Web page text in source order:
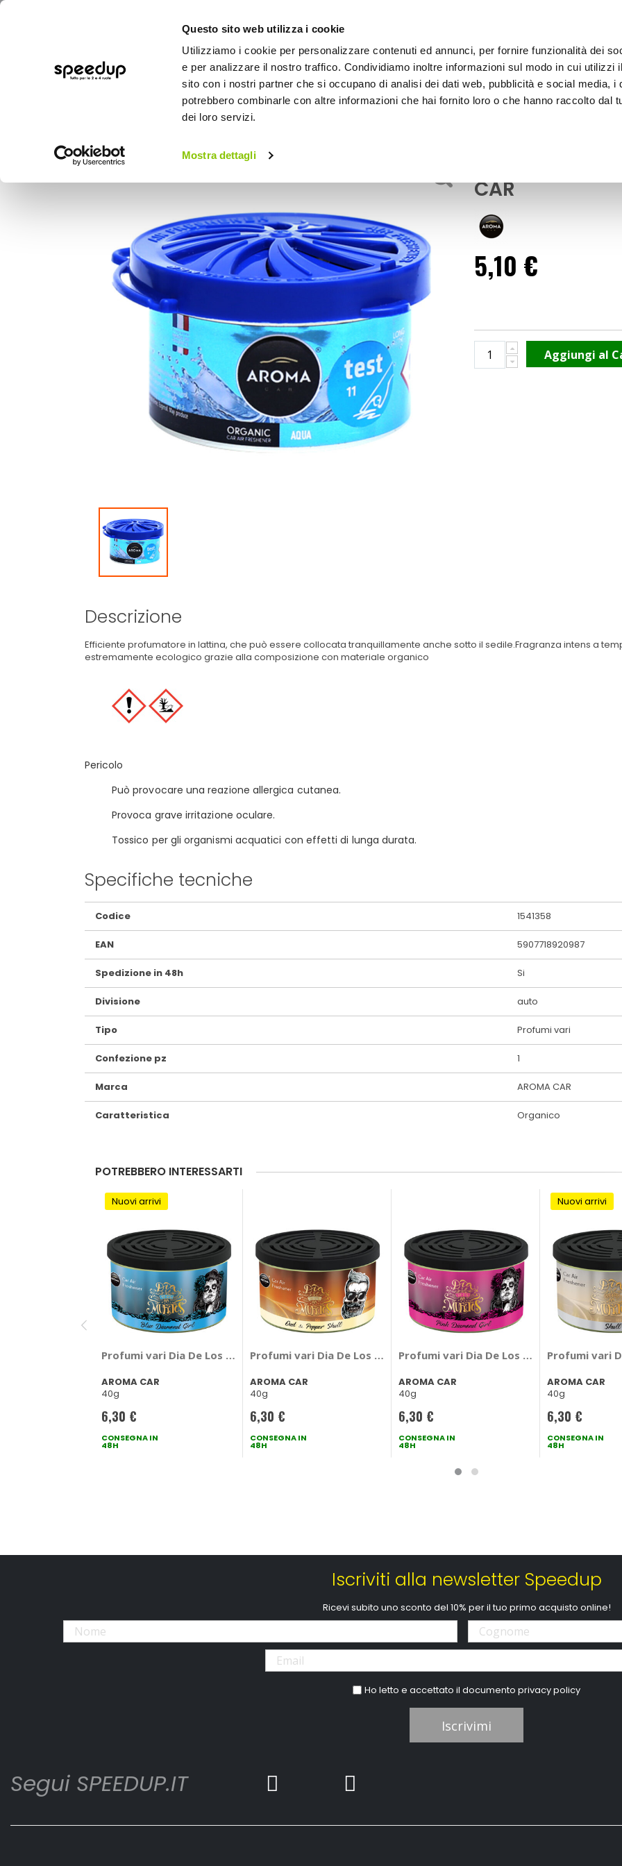
Questo sito web utilizza i cookie
Utilizziamo i cookie per personalizzare contenuti ed annunci, per fornire funzionalità dei
e per analizzare il nostro traffico. Condividiamo inoltre informazioni sul modo in cui utilizzi
sito con i nostri partner che si occupano di analisi dei dati web, pubblicità e social media, i
potrebbero combinarle con altre informazioni che hai fornito loro o che hanno raccolto dal
dei loro servizi.
Mostra dettagli
BICI OUTDOOR
Home
CAR
5,10 €
Aggiungi al
Descrizione
Efficiente profumatore in lattina, che può essere collocata tranquillamente anche sotto il sedile.Fragranza intens a
estremamente ecologico grazie alla composizione con materiale organico
Pericolo
Può provocare una reazione allergica cutanea.
Provoca grave irritazione oculare.
Tossico per gli organismi acquatici con effetti di lunga durata.
Specifiche tecniche
Maggiori
Informazioni
Codice 1541358
EAN 5907718920987
Spedizione in 48h Si
Divisione auto
Tipo Profumi vari
Confezione pz 1
Marca AROMA CAR
Caratteristica Organico
POTREBBERO INTERESSARTI
Nuovi arrivi
Profumi vari Dia De Los Muertos Blue Diamond Girls - AROMA CAR
AROMA CAR
40g
6,30 €
CONSEGNA IN
48H
Profumi vari Dia De Los Muertos Oud & Pepper - AROMA CAR
AROMA CAR
40g
6,30 €
CONSEGNA IN
48H
Profumi vari Dia De Los Muertos Pink
AROMA CAR
40g
6,30 €
CONSEGNA IN
48H
Nuovi arrivi
Profumi vari
AROMA CAR
40g
6,30 €
CONSEGNA IN
48H
Iscriviti alla newsletter Speedup
Ricevi subito uno sconto del 10% per il tuo primo acquisto online!
Ho letto e accettato il documentoprivacy policy
Iscrivimi
Segui SPEEDUP.IT